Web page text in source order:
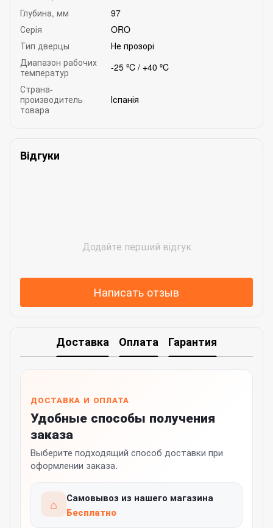
Глубина, мм
97
Серія
ORO
Тип дверцы
Не прозорі
Диапазон рабочих
температур
-25 ºC / +40 ºC
Страна-
производитель
товара
Іспанія
Відгуки
Додайте перший відгук
Написать отзыв
Доставка Оплата Гарантия
ДОСТАВКА И ОПЛАТА
Удобные способы получения
заказа
Выберите подходящий способ доставки при
оформлении заказа.
⌂
Самовывоз из нашего магазина
Бесплатно